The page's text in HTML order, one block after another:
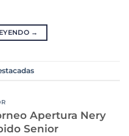
→
Apertura Nery
Senior